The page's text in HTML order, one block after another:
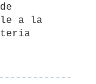
a la